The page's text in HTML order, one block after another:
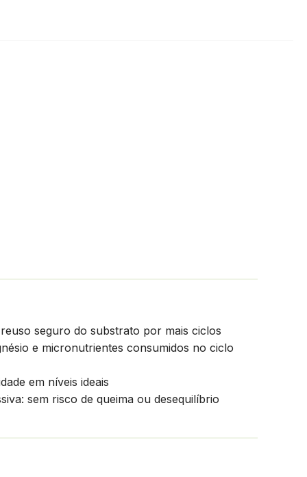
seguro do substrato por mais ciclos
e micronutrientes consumidos no ciclo
em níveis ideais
sem risco de queima ou desequilíbrio